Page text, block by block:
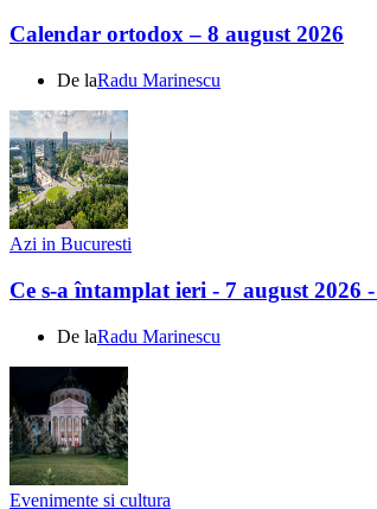
Calendar ortodox – 8 august 2026
De laRadu Marinescu
Azi in Bucuresti
Ce s-a întamplat ieri - 7 august 2026
De laRadu Marinescu
Evenimente si cultura